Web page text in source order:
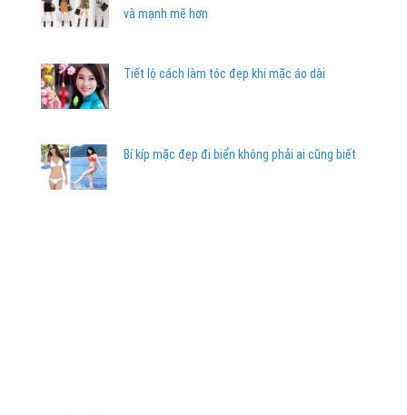
và mạnh mẽ hơn
Tiết lộ cách làm tóc đẹp khi mặc áo dài
Bí kíp mặc đẹp đi biển không phải ai cũng biết